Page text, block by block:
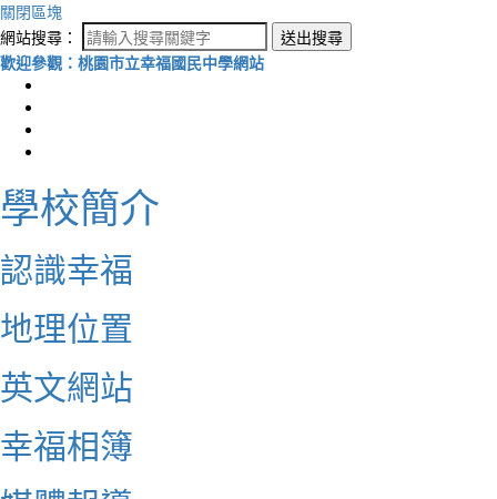
關閉區塊
網站搜尋：
送出搜尋
歡迎參觀：桃園市立幸福國民中學網站
學校簡介
認識幸福
地理位置
英文網站
幸福相簿